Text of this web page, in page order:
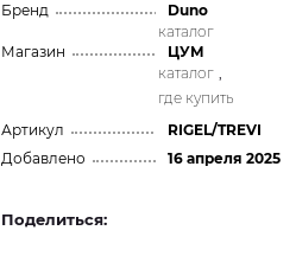
Бренд
Duno
каталог
Магазин
ЦУМ
каталог ,
где купить
Артикул
RIGEL/TREVI
Добавлено
16 апреля 2025
Поделиться: